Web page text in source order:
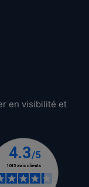
en visibilité et